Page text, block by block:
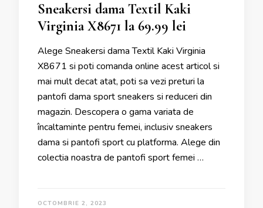
Sneakersi dama Textil Kaki
Virginia X8671 la 69.99 lei
Alege Sneakersi dama Textil Kaki Virginia
X8671 si poti comanda online acest articol si
mai mult decat atat, poti sa vezi preturi la
pantofi dama sport sneakers si reduceri din
magazin. Descopera o gama variata de
încaltaminte pentru femei, inclusiv sneakers
dama si pantofi sport cu platforma. Alege din
colectia noastra de pantofi sport femei …
OCTOMBRIE 2, 2023